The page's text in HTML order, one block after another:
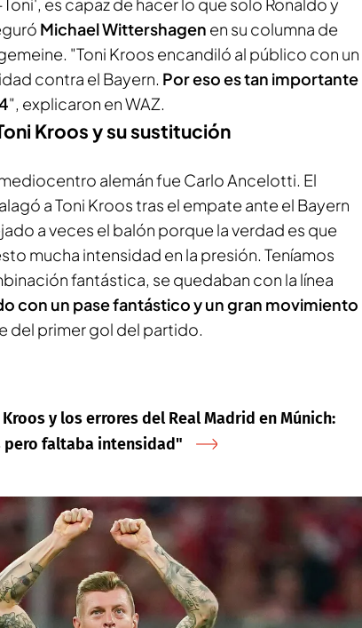
Michael Wittershagen en su columna de
. "Toni Kroos encandiló al público con un
contra el Bayern. Por eso es tan importante
", explicaron enWAZ.
Kroos y su sustitución
alemán fue Carlo Ancelotti. El
a Toni Kroos tras el empate ante el Bayern
a veces el balón porque la verdad es que
mucha intensidad en la presión. Teníamos
fantástica, se quedaban con la línea
con un pase fantástico y un gran movimiento
del primer gol del partido.
y los errores del Real Madrid en Múnich:
pero faltaba intensidad"